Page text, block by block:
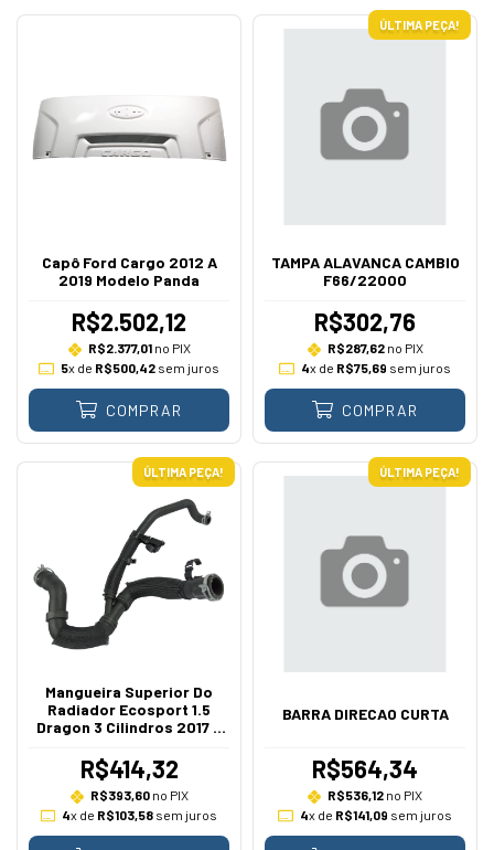
Capô Ford Cargo 2012 A
2019 Modelo Panda
R$2.502,12
R$2.377,01no PIX
5x de R$500,42sem juros
COMPRAR
ÚLTIMA PEÇA!
TAMPA ALAVANCA CAMBIO
F66/22000
R$302,76
R$287,62no PIX
4x de R$75,69 sem juros
COMPRAR
ÚLTIMA PEÇA!
Mangueira Superior Do
Radiador Ecosport 1.5
Dragon 3 Cilindros 2017 A
R$414,32
R$393,60no PIX
4x de R$103,58 sem juros
ÚLTIMA PEÇA!
BARRA DIRECAO CURTA
R$564,34
R$536,12 no PIX
4x de R$141,09 sem juros